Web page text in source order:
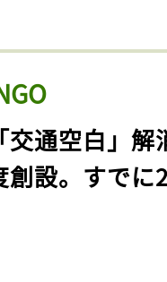
交通空白」解
設。すでに